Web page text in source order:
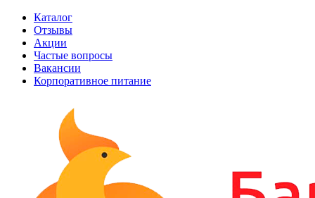
Каталог
Отзывы
Акции
Частые вопросы
Вакансии
Корпоративное питание